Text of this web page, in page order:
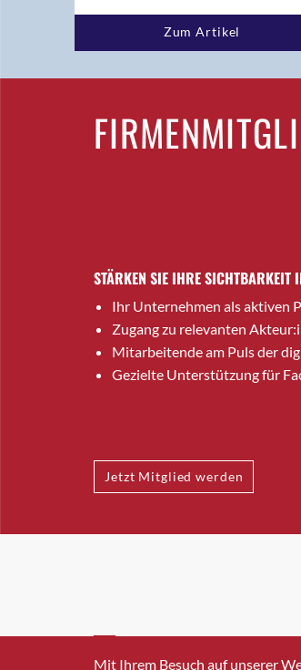
Zum Artikel
STÄRKEN SIE IHRE SICHTBARKEIT
Ihr Unternehmen als aktiven
Zugang zu relevanten
Mitarbeitende am Puls der
Gezielte Unterstützung für
Jetzt Mitglied werden
INFO@SWISSICT.CH
Mit Ihrem Besuch auf unserer